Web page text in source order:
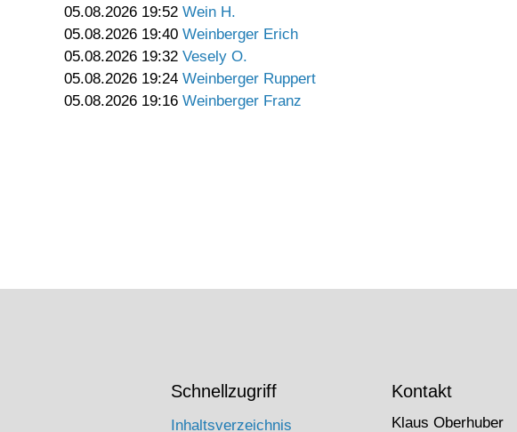
05.08.2026 19:52 Wein H.
05.08.2026 19:40 Weinberger Erich
05.08.2026 19:32 Vesely O.
05.08.2026 19:24 Weinberger Ruppert
05.08.2026 19:16 Weinberger Franz
Schnellzugriff
Inhaltsverzeichnis
Kontakt
Klaus Oberhuber